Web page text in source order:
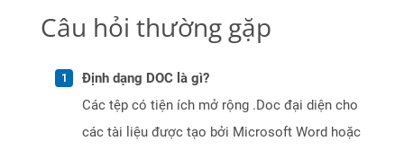
Câu hỏi thường gặp
Định dạng DOC là gì?
Các tệp có tiện ích mở rộng .Doc đại diện cho
các tài liệu được tạo bởi Microsoft Word hoặc